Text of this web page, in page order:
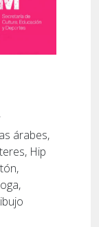
árabes,
Hip